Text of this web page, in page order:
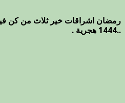
رمضان اشراقات خير ثلاث من كن فيه
..1444 هجرية .